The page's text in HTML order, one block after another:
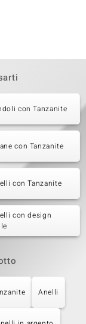
con Tanzanite
con Tanzanite
con Tanzanite
con design
Anelli